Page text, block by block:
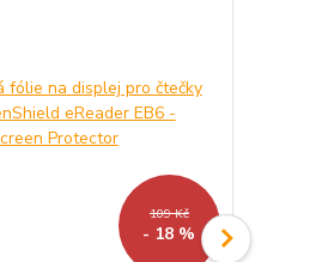
109 Kč
- 18 %